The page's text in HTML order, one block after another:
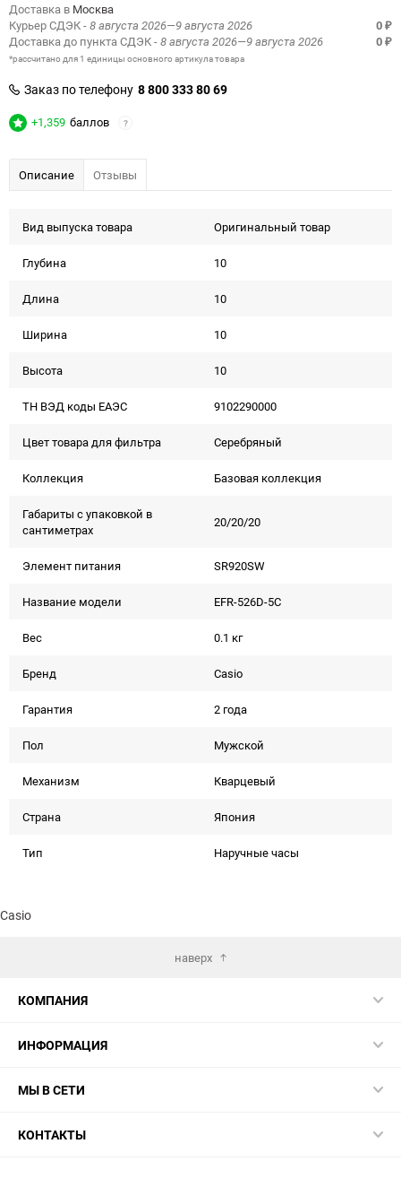
Доставка в Москва
Курьер СДЭК- 8 августа 2026—9 августа 2026 0 ₽
Доставка до пункта СДЭК- 8 августа 2026—9 августа 2026 0 ₽
*рассчитано для 1 единицы основного артикула товара
Заказ по телефону 8 800 333 80 69
+1,359 баллов ?
Описание Отзывы
Вид выпуска товара Оригинальный товар
Глубина 10
Длина 10
Ширина 10
Высота 10
ТН ВЭД коды ЕАЭС 9102290000
Цвет товара для фильтра Серебряный
Коллекция Базовая коллекция
Габариты с упаковкой в
сантиметрах
20/20/20
Элемент питания SR920SW
Название модели EFR-526D-5C
Вес 0.1 кг
Бренд Casio
Гарантия 2 года
Пол Мужской
Механизм Кварцевый
Страна Япония
Тип Наручные часы
Casio
наверх
КОМПАНИЯ
ИНФОРМАЦИЯ
МЫ В СЕТИ
КОНТАКТЫ